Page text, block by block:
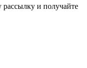
и получайте